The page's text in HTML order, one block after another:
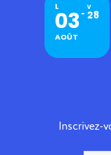
L
03
AOÛT
V
28
Inscrivez-